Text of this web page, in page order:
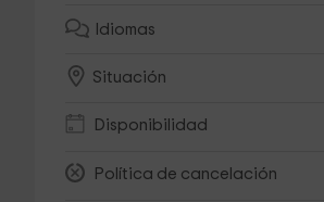
Idiomas
Situación
Disponibilidad
Política de cancelación